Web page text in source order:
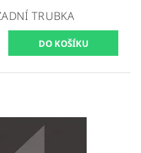
TRUBKA